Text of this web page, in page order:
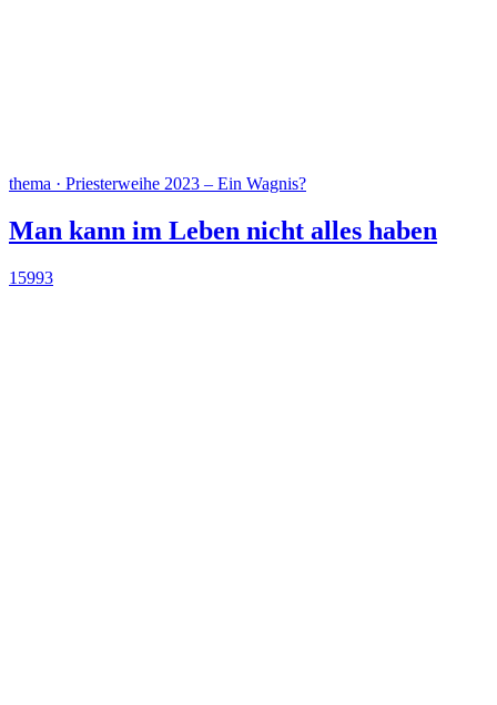
thema · Priesterweihe 2023 – Ein Wagnis?
Man kann im Leben nicht alles haben
15993